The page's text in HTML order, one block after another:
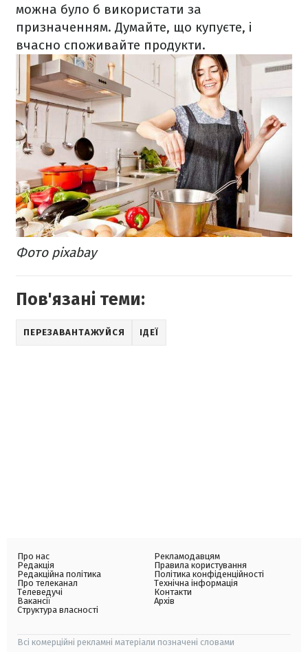
можна було б використати за
призначенням. Думайте, що купуєте, і
вчасно споживайте продукти.
Фото pixabay
Пов'язані теми:
ПЕРЕЗАВАНТАЖУЙСЯ ІДЕЇ
Про нас
Редакція
Редакційна політика
Про телеканал
Телеведучі
Вакансії
Структура власності
Рекламодавцям
Правила користування
Політика конфіденційності
Технічна інформація
Контакти
Архів
Всі комерційні рекламні матеріали позначені словами